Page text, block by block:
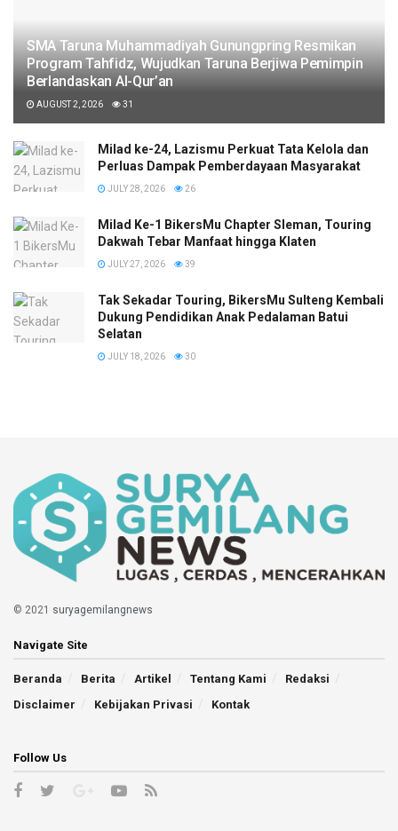
SMA Taruna Muhammadiyah Gunungpring Resmikan
Program Tahfidz, Wujudkan Taruna Berjiwa Pemimpin
Berlandaskan Al-Qur’an
AUGUST 2, 2026 31
Milad ke-24, Lazismu Perkuat Tata Kelola dan
Perluas Dampak Pemberdayaan Masyarakat
JULY 28, 2026 26
Milad Ke-1 BikersMu Chapter Sleman, Touring
Dakwah Tebar Manfaat hingga Klaten
JULY 27, 2026 39
Tak Sekadar Touring, BikersMu Sulteng Kembali
Dukung Pendidikan Anak Pedalaman Batui
Selatan
JULY 18, 2026 30
© 2021 suryagemilangnews
Navigate Site
Beranda Berita Artikel Tentang Kami
Redaksi
Disclaimer
Kebijakan Privasi Kontak
Follow Us